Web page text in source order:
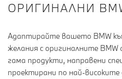
OРИГИНАЛНИ
Адаптирайте вашето BMW
желания с оригиналните BMW
гама продукти, направени
проектирани по най-